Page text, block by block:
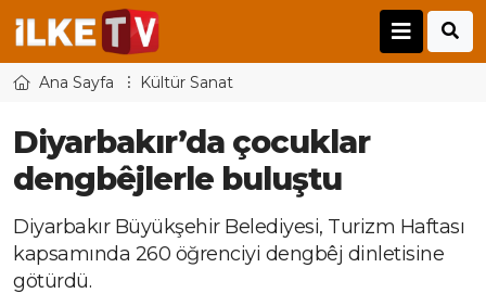
Ana Sayfa Kültür Sanat
Diyarbakır’da çocuklar
dengbêjlerle buluştu
Diyarbakır Büyükşehir Belediyesi, Turizm Haftası
kapsamında 260 öğrenciyi dengbêj dinletisine
götürdü.